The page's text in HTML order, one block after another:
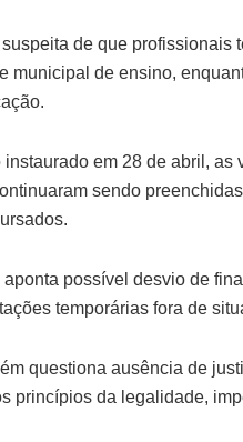
de que profissionais
municipal de ensino,
em 28 de abril,
sendo
possível desvio de
temporárias fora de
questiona ausência de
princípios da legalidade,